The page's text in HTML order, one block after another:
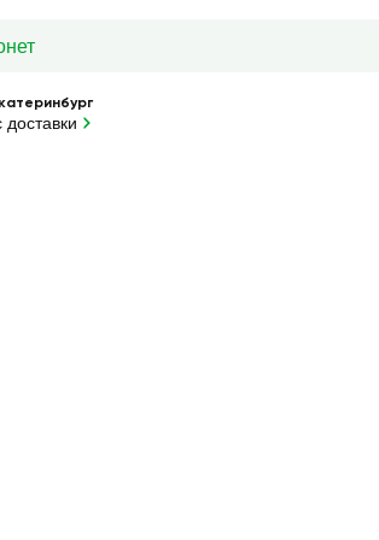
— Напиток б/а НАТАХТАРИ Груша п/б